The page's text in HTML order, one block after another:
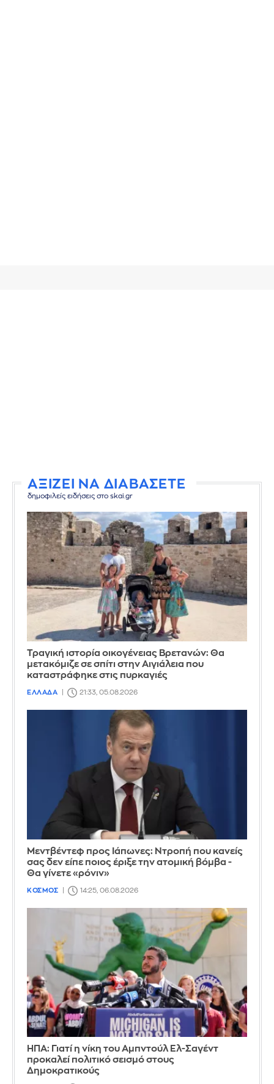
ΑΞΙΖΕΙ ΝΑ ΔΙΑΒΑΣΕΤΕ
δημοφιλείς ειδήσεις στο skai.gr
Τραγική ιστορία οικογένειας Βρετανών: Θα
μετακόμιζε σε σπίτι στην Αιγιάλεια που
καταστράφηκε στις πυρκαγιές
ΕΛΛΑΔΑ 21:33, 05.08.2026
Μεντβέντεφ προς Ιάπωνες: Ντροπή που κανείς
σας δεν είπε ποιος έριξε την ατομική βόμβα -
Θα γίνετε «ρόνιν»
ΚΟΣΜΟΣ 14:25, 06.08.2026
ΗΠΑ: Γιατί η νίκη του Αμπντούλ Ελ-Σαγέντ
προκαλεί πολιτικό σεισμό στους
Δημοκρατικούς